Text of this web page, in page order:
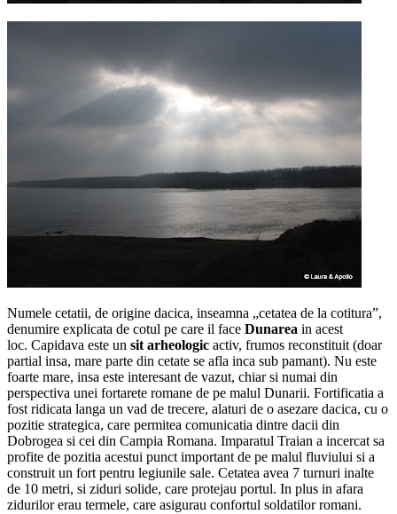
Numele cetatii, de origine dacica, inseamna „cetatea de la cotitura”,
denumire explicata de cotul pe care il face Dunarea in acest
loc. Capidava este un sit arheologic activ, frumos reconstituit (doar
partial insa, mare parte din cetate se afla inca sub pamant). Nu este
foarte mare, insa este interesant de vazut, chiar si numai din
perspectiva unei fortarete romane de pe malul Dunarii. Fortificatia a
fost ridicata langa un vad de trecere, alaturi de o asezare dacica, cu o
pozitie strategica, care permitea comunicatia dintre dacii din
Dobrogea si cei din Campia Romana. Imparatul Traian a incercat sa
profite de pozitia acestui punct important de pe malul fluviului si a
construit un fort pentru legiunile sale. Cetatea avea 7 turnuri inalte
de 10 metri, si ziduri solide, care protejau portul. In plus in afara
zidurilor erau termele, care asigurau confortul soldatilor romani.